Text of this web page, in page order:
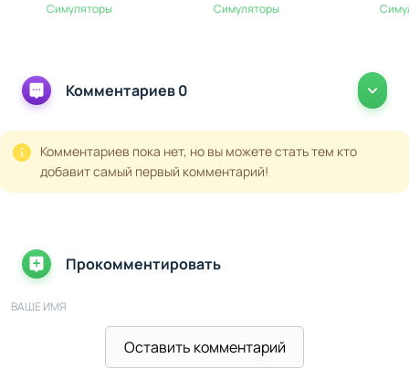
Симуляторы Симуляторы
Комментариев 0
Комментариев пока нет, но вы можете стать тем кто
добавит самый первый комментарий!
Прокомментировать
ВАШЕ ИМЯ
Оставить комментарий